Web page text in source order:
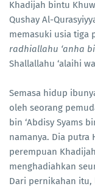
Khadijah bintu
Qushay Al-
memasuki usia tiga
radhiallahu ‘anha
Shallallahu ‘alaihi
Semasa hidup
oleh seorang
bin ‘Abdisy Syams
namanya. Dia putra
perempuan
menghadiahkan
Dari pernikahan itu,